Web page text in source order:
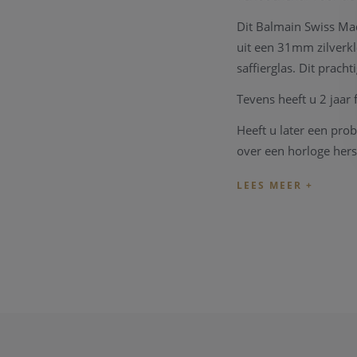
Dit Balmain Swiss
uit een 31mm
saffierglas. Dit
Tevens heeft u 2
Heeft u later een
over een horloge